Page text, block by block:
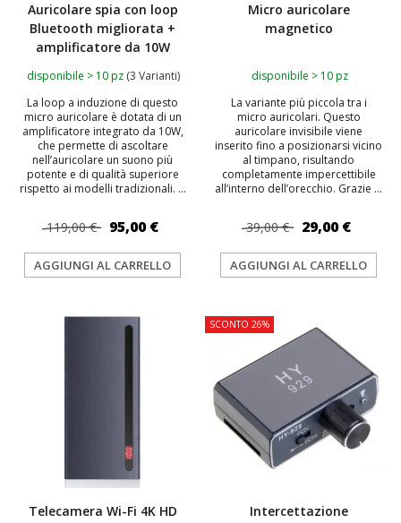
Auricolare spia con loop
Bluetooth migliorata +
amplificatore da 10W
disponibile > 10 pz (3 Varianti)
La loop a induzione di questo
micro auricolare è dotata di un
amplificatore integrato da 10W,
che permette di ascoltare
nell’auricolare un suono più
potente e di qualità superiore
rispetto ai modelli tradizionali. ...
119,00 € 95,00 €
AGGIUNGI AL CARRELLO
Micro auricolare
magnetico
disponibile > 10 pz
La variante più piccola tra i
micro auricolari. Questo
auricolare invisibile viene
inserito fino a posizionarsi vicino
al timpano, risultando
completamente impercettibile
all’interno dell’orecchio. Grazie ...
39,00 € 29,00 €
AGGIUNGI AL CARRELLO
Telecamera Wi-Fi 4K HD
SCONTO 26%
Intercettazione